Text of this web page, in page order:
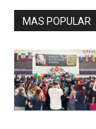
MAS POPULAR